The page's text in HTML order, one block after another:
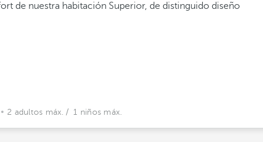
de nuestra habitación Superior, de distinguido diseño
2 adultos máx. / 1 niños máx.